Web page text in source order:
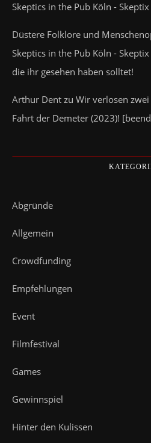
Skeptics in the Pub Köln - Skeptix
Düstere Folklore und
Skeptics in the Pub Köln - Skeptix
die ihr gesehen haben solltet!
Arthur Dent zu Wir verlosen
Fahrt der Demeter (2023)!
Abgründe
Allgemein
Crowdfunding
Empfehlungen
Event
Filmfestival
Games
Gewinnspiel
Hinter den Kulissen